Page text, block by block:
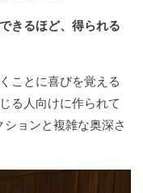
きるほど、得られる
ことに喜びを覚える
る人向けに作られて
ョンと複雑な奥深さ